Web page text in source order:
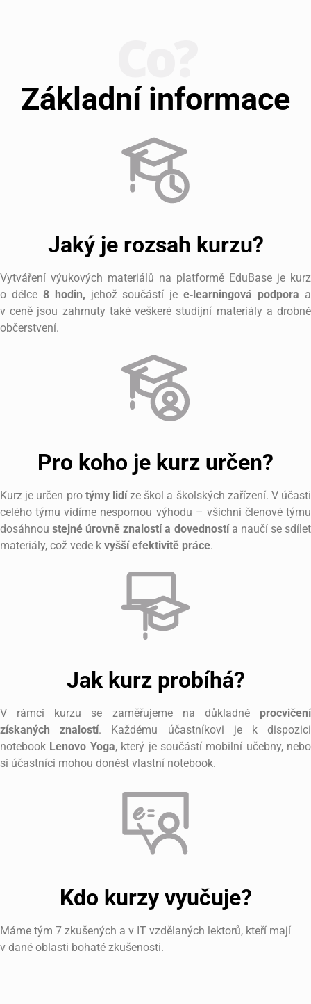
Základní informace
Jaký je rozsah kurzu?
Vytváření výukových materiálů na platformě EduBase je kurz
o délce 8 hodin, jehož součástí jee‑learningová podpora a
v ceně jsou zahrnuty také veškeré studijní materiály a drobné
občerstvení.
Pro koho je kurz určen?
Kurz je určen pro týmy lidíze škol a školských zařízení. V účasti
celého týmu vidíme nespornou výhodu – všichni členové týmu
dosáhnoustejné úrovně znalostí a dovednostía naučí se sdílet
materiály, což vede k vyšší efektivitě práce.
Jak kurz probíhá?
V rámci kurzu se zaměřujeme na důkladné procvičení
získaných znalostí. Každému účastníkovi je k dispozici
notebook Lenovo Yoga, který je součástí mobilní učebny, nebo
si účastníci mohou donést vlastní notebook.
Kdo kurzy vyučuje?
Máme tým 7 zkušených a v IT vzdělaných lektorů, kteří mají
v dané oblasti bohaté zkušenosti.